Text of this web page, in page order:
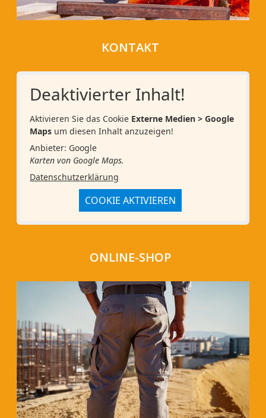
KONTAKT
Deaktivierter Inhalt!
Aktivieren Sie das Cookie Externe Medien > Google
Maps um diesen Inhalt anzuzeigen!
Anbieter: Google
Karten von Google Maps.
Datenschutzerklärung
COOKIE AKTIVIEREN
ONLINE-SHOP